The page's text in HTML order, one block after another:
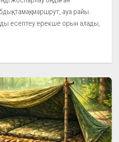
тамақ, маршрут, ауа райы.
есептеу ерекше орын алады,